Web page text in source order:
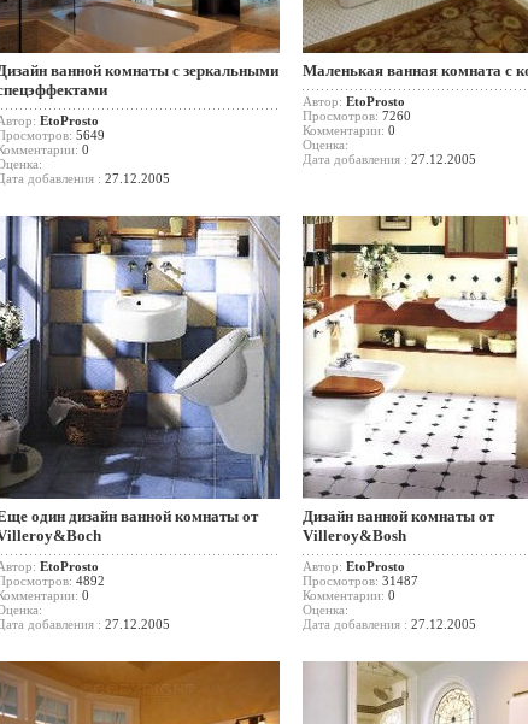
ванной комнаты с зеркальными
EtoProsto
5649
0
добавления : 27.12.2005
Маленькая ванная комната с
Автор: EtoProsto
Просмотров: 7260
Комментарии: 0
Оценка:
Дата добавления : 27.12.2005
один дизайн ванной комнаты от
EtoProsto
4892
0
добавления : 27.12.2005
Дизайн ванной комнаты от
Villeroy&Bosh
Автор: EtoProsto
Просмотров: 31487
Комментарии: 0
Оценка:
Дата добавления : 27.12.2005